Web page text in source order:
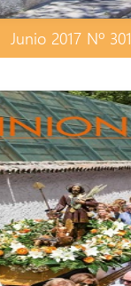
Junio 2017 Nº 301